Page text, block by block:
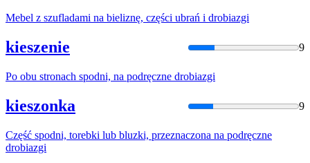
Mebel z szufladami na bieliznę, części ubrań i drobiazgi
kieszenie 9
Po obu stronach spodni, na podręczne drobiazgi
kieszonka 9
Część spodni, torebki lub bluzki, przeznaczona na podręczne
drobiazgi